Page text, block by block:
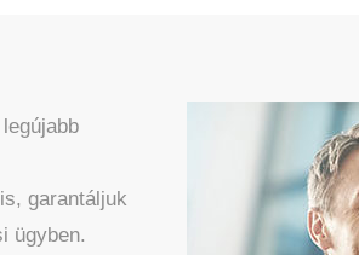
garantáljuk
ügyben.